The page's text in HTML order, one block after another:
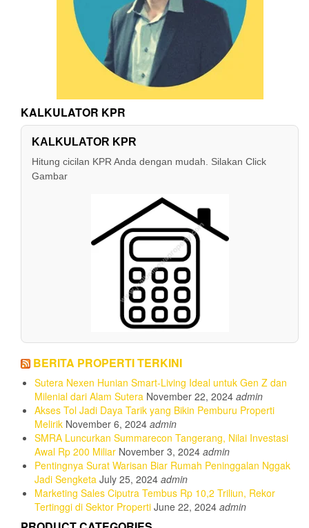
KALKULATOR KPR
KALKULATOR KPR
Hitung cicilan KPR Anda dengan mudah. Silakan Click
Gambar
BERITA PROPERTI TERKINI
Sutera Nexen Hunian Smart-Living Ideal untuk Gen Z dan
Milenial dari Alam Sutera November 22, 2024 admin
Akses Tol Jadi Daya Tarik yang Bikin Pemburu Properti
Melirik November 6, 2024 admin
SMRA Luncurkan Summarecon Tangerang, Nilai Investasi
Awal Rp 200 Miliar November 3, 2024 admin
Pentingnya Surat Warisan Biar Rumah Peninggalan Nggak
Jadi Sengketa July 25, 2024 admin
Marketing Sales Ciputra Tembus Rp 10,2 Triliun, Rekor
Tertinggi di Sektor Properti June 22, 2024 admin